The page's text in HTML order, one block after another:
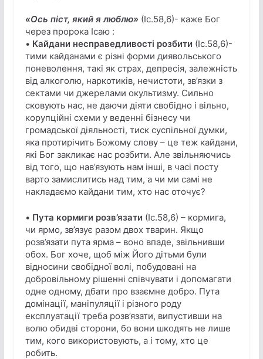
«Ось піст, який я люблю» (Іс.58,6)- каже Бог
через пророка Ісаю :
• Кайдани несправедливості розбити (Іс.58,6)-
тими кайданами є різні форми диявольського
поневолення, такі як страх, депресія, залежність
від алкоголю, наркотиків, нечистоти, зв’язки з
сектами чи джерелами окультизму. Сильно
сковують нас, не даючи діяти свобідно і вільно,
корупційні схеми у веденні бізнесу чи
громадської діяльності, тиск суспільної думки,
яка протирічить Божому слову – це теж кайдани,
які Бог закликає нас розбити. Але звільняючись
від того, що нав’язують нам інші, в часі посту
варто замислитись над тим, а чи ми самі не
накладаємо кайдани тим, хто нас оточує?
• Пута кормиги розв’язати (Іс.58,6) – кормига,
чи ярмо, зв’язує разом двох тварин. Якщо
розв’язати пута ярма – воно впаде, звільнивши
обох. Бог хоче, щоб між Його дітьми були
відносини свобідної волі, побудовані на
добровільному рішенні співчувати і допомагати
одне одному, дбати про взаємне добро. Пута
домінації, маніпуляції і різного роду
експлуатації треба розв’язати, випустивши на
волю обидві сторони, бо вони шкодять не лише
тим, кого використовують, а і тому, хто це
робить.